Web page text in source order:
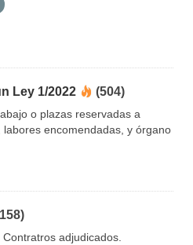
Ley 1/2022 (504)
o plazas reservadas a
encomendadas, y órgano
adjudicados.